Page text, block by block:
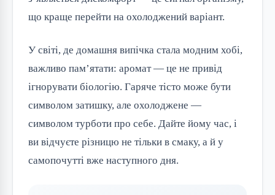
що краще перейти на охолоджений варіант.
У світі, де домашня випічка стала модним хобі,
важливо пам’ятати: аромат — це не привід
ігнорувати біологію. Гаряче тісто може бути
символом затишку, але охолоджене —
символом турботи про себе. Дайте йому час, і
ви відчуєте різницю не тільки в смаку, а й у
самопочутті вже наступного дня.